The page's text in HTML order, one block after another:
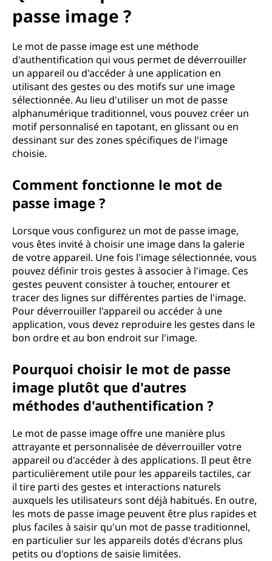
passe image ?
Le mot de passe image est une méthode
d'authentification qui vous permet de déverrouiller
un appareil ou d'accéder à une application en
utilisant des gestes ou des motifs sur une image
sélectionnée. Au lieu d'utiliser un mot de passe
alphanumérique traditionnel, vous pouvez créer un
motif personnalisé en tapotant, en glissant ou en
dessinant sur des zones spécifiques de l'image
choisie.
Comment fonctionne le mot de
passe image ?
Lorsque vous configurez un mot de passe image,
vous êtes invité à choisir une image dans la galerie
de votre appareil. Une fois l'image sélectionnée, vous
pouvez définir trois gestes à associer à l'image. Ces
gestes peuvent consister à toucher, entourer et
tracer des lignes sur différentes parties de l'image.
Pour déverrouiller l'appareil ou accéder à une
application, vous devez reproduire les gestes dans le
bon ordre et au bon endroit sur l'image.
Pourquoi choisir le mot de passe
image plutôt que d'autres
méthodes d'authentification ?
Le mot de passe image offre une manière plus
attrayante et personnalisée de déverrouiller votre
appareil ou d'accéder à des applications. Il peut être
particulièrement utile pour les appareils tactiles, car
il tire parti des gestes et interactions naturels
auxquels les utilisateurs sont déjà habitués. En outre,
les mots de passe image peuvent être plus rapides et
plus faciles à saisir qu'un mot de passe traditionnel,
en particulier sur les appareils dotés d'écrans plus
petits ou d'options de saisie limitées.